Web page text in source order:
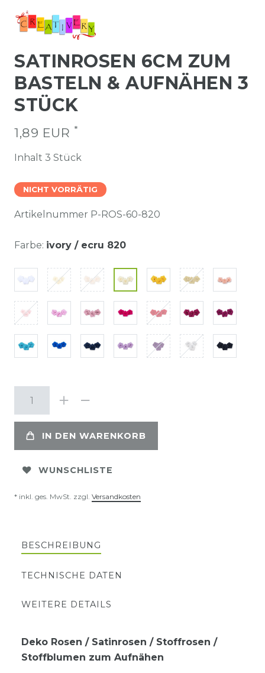
SATINROSEN 6CM ZUM
BASTELN & AUFNÄHEN 3
STÜCK
1,89 EUR *
Inhalt 3 Stück
NICHT VORRÄTIG
Artikelnummer P-ROS-60-820
Farbe: ivory / ecru 820
IN DEN WARENKORB
WUNSCHLISTE
* inkl. ges. MwSt. zzgl. Versandkosten
BESCHREIBUNG
TECHNISCHE DATEN
WEITERE DETAILS
Deko Rosen / Satinrosen / Stoffrosen /
Stoffblumen zum Aufnähen